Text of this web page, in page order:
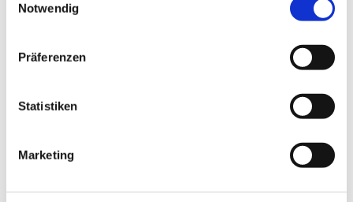
Notwendig
Präferenzen
Statistiken
Marketing